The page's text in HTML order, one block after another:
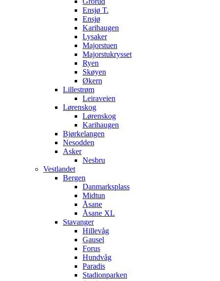
Ensjø T.
Ensjø
Karihaugen
Lysaker
Majorstuen
Majorstukrysset
Ryen
Skøyen
Økern
Lillestrøm
Leiraveien
Lørenskog
Lørenskog
Karihaugen
Bjørkelangen
Nesodden
Asker
Nesbru
Vestlandet
Bergen
Danmarksplass
Midtun
Åsane
Åsane XL
Stavanger
Hillevåg
Gausel
Forus
Hundvåg
Paradis
Stadionparken